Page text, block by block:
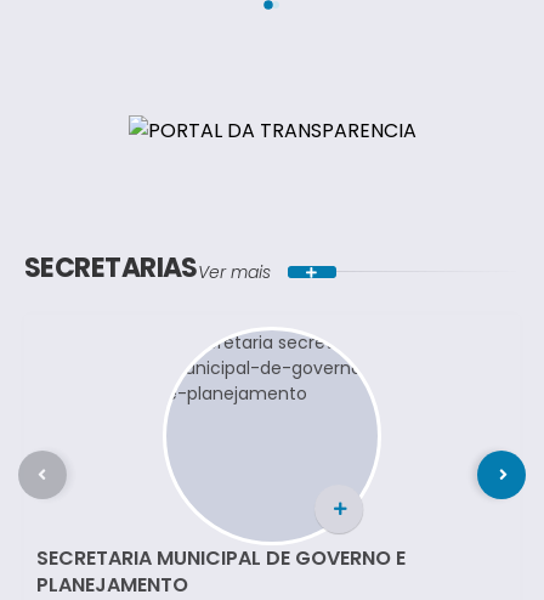
SECRETARIASVer mais
SECRETARIA MUNICIPAL DE GOVERNO E
PLANEJAMENTO